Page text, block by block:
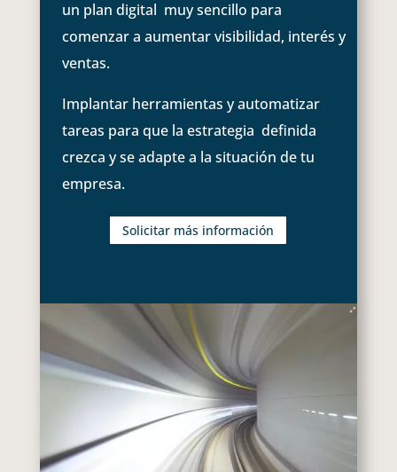
un plan digital muy sencillo para
comenzar a aumentar visibilidad, interés y
ventas.
Implantar herramientas y automatizar
tareas para que la estrategia definida
crezca y se adapte a la situación de tu
empresa.
Solicitar más información